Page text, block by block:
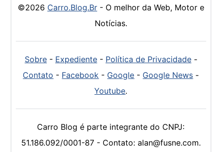
©2026 Carro.Blog.Br- O melhor da Web, Motor e
Notícias.
Sobre- Expediente- Política de Privacidade-
Contato - Facebook - Google - Google News -
Youtube.
Carro Blog é parte integrante do CNPJ:
51.186.092/0001-87 - Contato: alan@fusne.com.